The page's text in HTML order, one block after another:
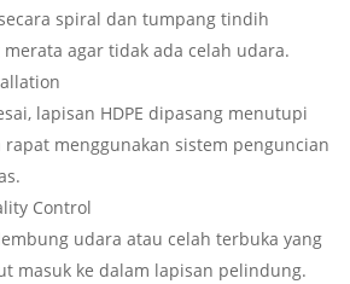
spiral dan tumpang tindih
agar tidak ada celah udara.
lapisan HDPE dipasang menutupi
menggunakan sistem penguncian
Control
udara atau celah terbuka yang
masuk ke dalam lapisan pelindung.